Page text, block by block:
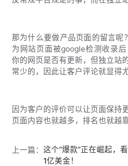
那为什么要做产品页面的留言呢
为网站页面被google检测收录
你的网页是否有更新，但独立站
常少的，因此让客户评论就显得
因为客户的评价可以让页面保持
页面内容也就越多，排名也就越靠
上一篇： 这个“爆款”正在崛起，
1亿美金！